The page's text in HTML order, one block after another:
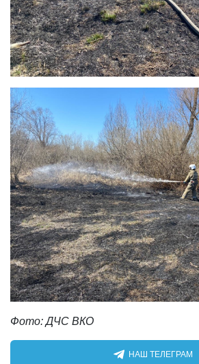
Фото: ДЧС ВКО
НАШ ТЕЛЕГРАМ